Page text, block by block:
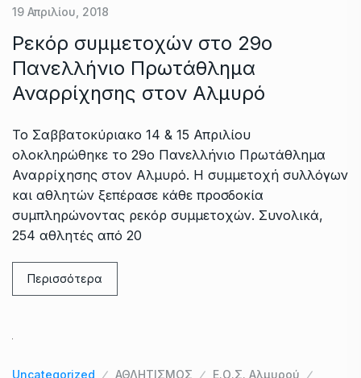
19 Απριλίου, 2018
Ρεκόρ συμμετοχών στο 29ο
Πανελλήνιο Πρωτάθλημα
Αναρρίχησης στον Αλμυρό
Το Σαββατοκύριακο 14 & 15 Απριλίου
ολοκληρώθηκε το 29ο Πανελλήνιο Πρωτάθλημα
Αναρρίχησης στον Αλμυρό. Η συμμετοχή συλλόγων
και αθλητών ξεπέρασε κάθε προσδοκία
συμπληρώνοντας ρεκόρ συμμετοχών. Συνολικά,
254 αθλητές από 20
Περισσότερα
Uncategorized ΑΘΛΗΤΙΣΜΟΣ
Ε.Ο.Σ. Αλμυρού